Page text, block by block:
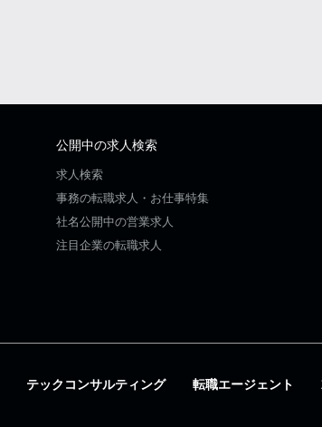
公開中の求人検索
求人検索
事務の転職求人・お仕事特集
社名公開中の営業求人
注目企業の転職求人
テックコンサルティング 転職エージェント